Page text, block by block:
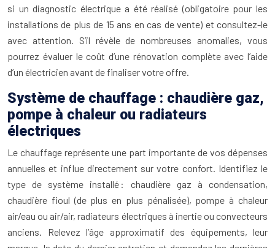
si un diagnostic électrique a été réalisé (obligatoire pour les
installations de plus de 15 ans en cas de vente) et consultez-le
avec attention. S’il révèle de nombreuses anomalies, vous
pourrez évaluer le coût d’une rénovation complète avec l’aide
d’un électricien avant de finaliser votre offre.
Système de chauffage : chaudière gaz,
pompe à chaleur ou radiateurs
électriques
Le chauffage représente une part importante de vos dépenses
annuelles et influe directement sur votre confort. Identifiez le
type de système installé : chaudière gaz à condensation,
chaudière fioul (de plus en plus pénalisée), pompe à chaleur
air/eau ou air/air, radiateurs électriques à inertie ou convecteurs
anciens. Relevez l’âge approximatif des équipements, leur